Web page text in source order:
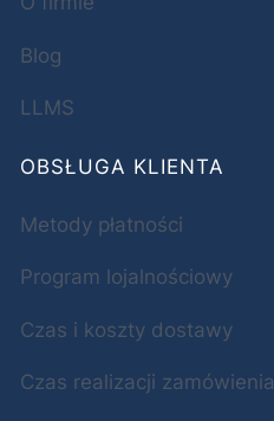
Blog
LLMS
OBSŁUGA KLIENTA
Metody płatności
Program lojalnościowy
Czas i koszty dostawy
Czas realizacji zamówienia